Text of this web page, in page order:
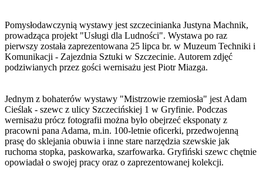
Pomysłodawczynią wystawy jest szczecinianka Justyna Machnik,
prowadząca projekt "Usługi dla Ludności". Wystawa po raz
pierwszy została zaprezentowana 25 lipca br. w Muzeum Techniki i
Komunikacji - Zajezdnia Sztuki w Szczecinie. Autorem zdjęć
podziwianych przez gości wernisażu jest Piotr Miazga.
Jednym z bohaterów wystawy "Mistrzowie rzemiosła" jest Adam
Cieślak - szewc z ulicy Szczecińskiej 1 w Gryfinie. Podczas
wernisażu prócz fotografii można było obejrzeć eksponaty z
pracowni pana Adama, m.in. 100-letnie oficerki, przedwojenną
prasę do sklejania obuwia i inne stare narzędzia szewskie jak
ruchoma stopka, paskowarka, szarfowarka. Gryfiński szewc chętnie
opowiadał o swojej pracy oraz o zaprezentowanej kolekcji.